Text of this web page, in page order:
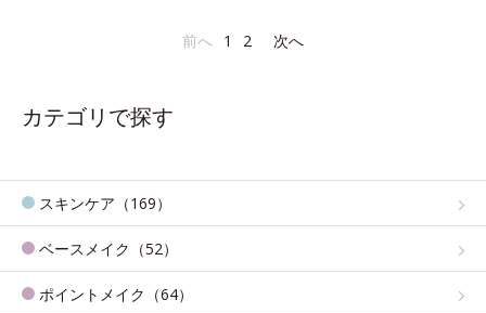
前へ 1 2 次へ
カテゴリで探す
スキンケア（169）
ベースメイク（52）
ポイントメイク（64）